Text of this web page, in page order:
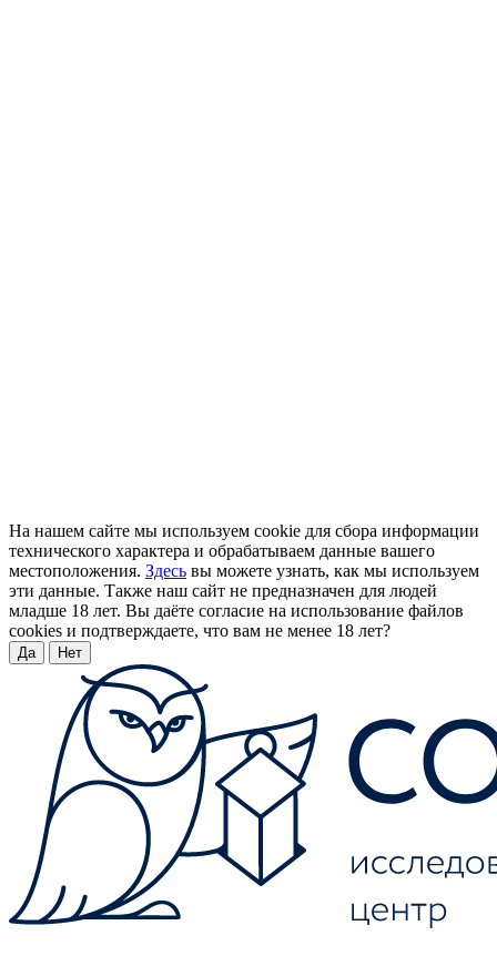
На нашем сайте мы используем cookie для сбора информации
технического характера и обрабатываем данные вашего
местоположения. Здесь вы можете узнать, как мы используем
эти данные. Также наш сайт не предназначен для людей
младше 18 лет. Вы даёте согласие на использование файлов
cookies и подтверждаете, что вам не менее 18 лет?
Да Нет